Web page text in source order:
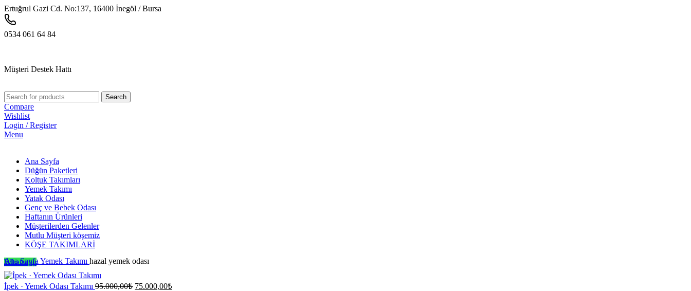
Ertuğrul Gazi Cd. No:137, 16400 İnegöl / Bursa
0534 061 64 84
Müşteri Destek Hattı
Search
Compare
Wishlist
Login / Register
Menu
Ana Sayfa
Düğün Paketleri
Koltuk Takımları
Yemek Takımı
Yatak Odası
Genç ve Bebek Odası
Haftanın Ürünleri
Müşterilerden Gelenler
Mutlu Müşteri köşemiz
KÖŞE TAKIMLARİ
Whatsapp
Ana Sayfa Yemek Takımı hazal yemek odası
İpek · Yemek Odası Takımı 95.000,00₺ Orijinal
75.000,00₺Şu